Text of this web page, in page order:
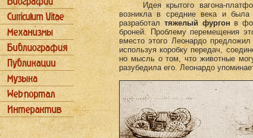
Идея крытого вагона-
возникла в средние века и
разработалтяжелый фургон в
броней. Проблему перемещения
вместо этого Леонардо
используя коробку передач,
но мысль о том, что животные
разубедила его. Леонардо